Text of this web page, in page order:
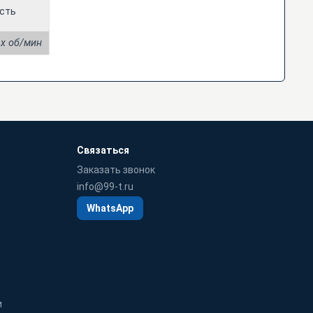
об/мин
Связаться
Заказать звонок
info@99-t.ru
WhatsApp